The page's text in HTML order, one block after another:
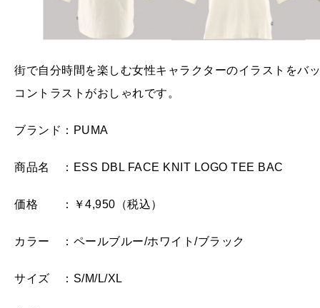
街で自分時間を楽しむ女性キャラクターのイラストをバ
コントラストがおしゃれです。
ブランド：PUMA
商品名 ：ESS DBL FACE KNIT LOGO TEE BAC
価格 ：￥4,950（税込）
カラー ：ペールブルー/ホワイト/ブラック
サイズ ：S/M/L/XL